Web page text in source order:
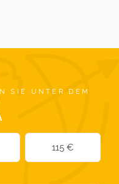
SIE UNTER DEM
115 €